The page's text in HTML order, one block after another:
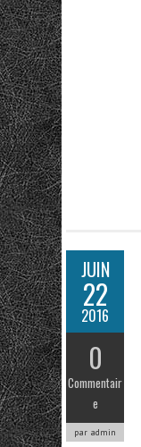
JUIN
22
2016
0
Commentair
e
par admin